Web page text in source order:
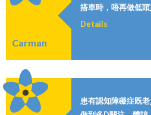
Carman
搭車時，唔再做低
Details
患有認知障礙症既